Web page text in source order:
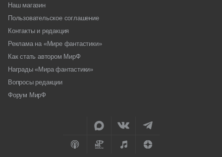
Наш магазин
Пользовательское соглашение
Контакты и редакция
Реклама на «Мире фантастики»
Как стать автором МирФ
Награды «Мира фантастики»
Вопросы редакции
Форум МирФ